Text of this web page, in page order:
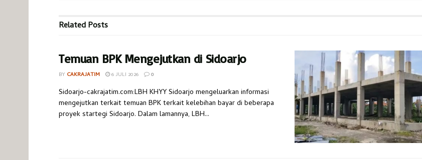
RelatedPosts
Temuan BPK Mengejutkan di Sidoarjo
BY CAKRAJATIM 6 JULI 2026 0
Sidoarjo-cakrajatim.com:LBH KHYY Sidoarjo mengeluarkan informasi
mengejutkan terkait temuan BPK terkait kelebihan bayar di beberapa
proyek startegi Sidoarjo. Dalam lamannya, LBH...